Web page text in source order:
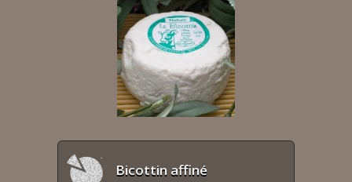
Bicottin affiné